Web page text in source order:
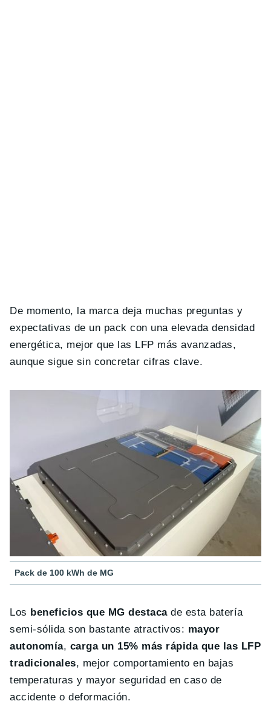
De momento, la marca deja muchas preguntas y
expectativas de un pack con una elevada densidad
energética, mejor que las LFP más avanzadas,
aunque sigue sin concretar cifras clave.
Pack de 100 kWh de MG
Los beneficios que MG destacade esta batería
semi-sólida son bastante atractivos: mayor
autonomía, carga un 15% más rápida que las LFP
tradicionales, mejor comportamiento en bajas
temperaturas y mayor seguridad en caso de
accidente o deformación.